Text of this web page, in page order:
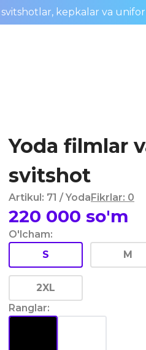
kepkalar va
Yoda filmlar
svitshot
Artikul: 71 / YodaFikrlar: 0
220 000 so'm
O'lcham:
S
M
2XL
Ranglar: